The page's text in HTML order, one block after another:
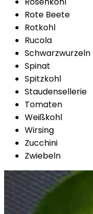
Rote Beete
Rotkohl
Rucola
Schwarzwurzeln
Spinat
Spitzkohl
Staudensellerie
Tomaten
Weißkohl
Wirsing
Zucchini
Zwiebeln